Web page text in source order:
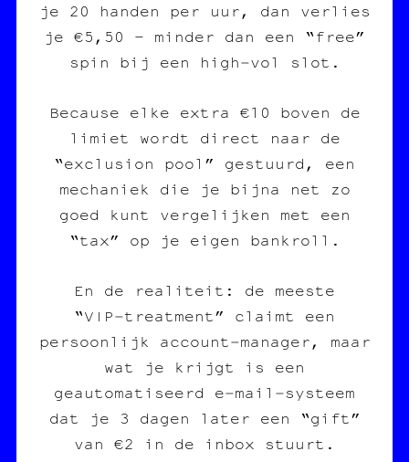
je 20 handen per uur, dan verlies
je €5,50 – minder dan een “free”
spin bij een high‑vol slot.
Because elke extra €10 boven de
limiet wordt direct naar de
“exclusion pool” gestuurd, een
mechaniek die je bijna net zo
goed kunt vergelijken met een
“tax” op je eigen bankroll.
En de realiteit: de meeste
“VIP‑treatment” claimt een
persoonlijk account‑manager, maar
wat je krijgt is een
geautomatiseerd e‑mail‑systeem
dat je 3 dagen later een “gift”
van €2 in de inbox stuurt.